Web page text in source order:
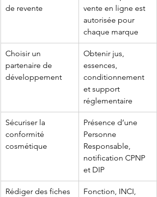
de revente
vente en ligne est
autorisée pour
chaque marque
Choisir un
partenaire de
développement
Obtenir jus,
essences,
conditionnement
et support
réglementaire
Sécuriser la
conformité
cosmétique
Présence d’une
Personne
Responsable,
notification CPNP
et DIP
Rédiger des fiches
Fonction, INCI,